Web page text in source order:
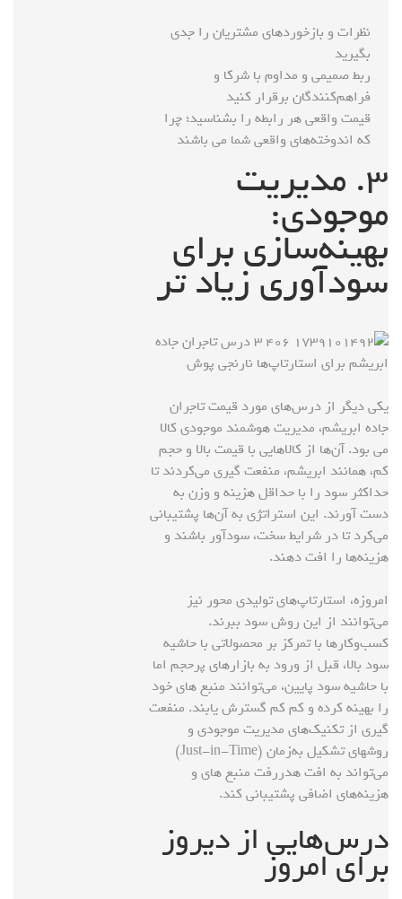
نظرات و بازخوردهای مشتریان را جدی
بگیرید
ربط صمیمی و مداوم با شرکا و
فراهم‌کنندگان برقرار کنید
قیمت واقعی هر رابطه را بشناسید؛ چرا
که اندوخته‌های واقعی شما می باشند
۳. مدیریت
موجودی:
بهینه‌سازی برای
سودآوری زیاد تر
یکی دیگر از درس‌های مورد قیمت تاجران
جاده ابریشم، مدیریت هوشمند موجودی کالا
می بود. آن‌ها از کالاهایی با قیمت بالا و حجم
کم، همانند ابریشم، منفعت گیری می‌کردند تا
حداکثر سود را با حداقل هزینه و وزن به
دست آورند. این استراتژی به آن‌ها پشتیبانی
می‌کرد تا در شرایط سخت، سودآور باشند و
هزینه‌ها را افت دهند.
امروزه، استارتاپ‌های تولیدی محور نیز
می‌توانند از این روش سود ببرند.
کسب‌وکارها با تمرکز بر محصولاتی با حاشیه
سود بالا، قبل از ورود به بازارهای پرحجم اما
با حاشیه سود پایین، می‌توانند منبع های خود
را بهینه کرده و کم کم گسترش یابند. منفعت
گیری از تکنیک‌های مدیریت موجودی و
روشهای تشکیل به‌زمان (Just-in-Time)
می‌تواند به افت هدررفت منبع های و
هزینه‌های اضافی پشتیبانی کند.
درس‌هایی از دیروز
برای امروز